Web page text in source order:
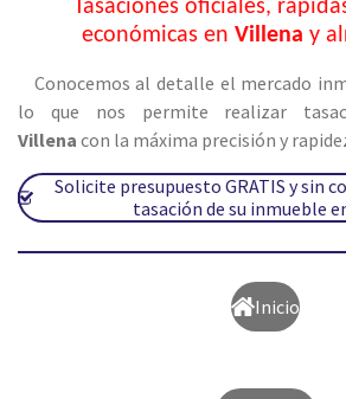
Tasaciones oficiales,
económicas en Villena y
Conocemos al detalle el mercado
lo que nos permite realizar
Villena con la máxima precisión y
Solicite presupuesto GRATIS y sin
tasación de su inmueble
Inicio